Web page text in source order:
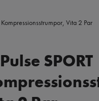
Kompressionsstrumpor, Vita 2 Par
SPORT